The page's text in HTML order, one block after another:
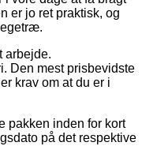
er jo ret praktisk, og
arbejde.
Den mest prisbevidste
krav om at du er i
pakken inden for kort
på det respektive